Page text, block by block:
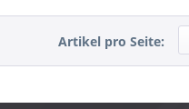
Artikel pro Seite: